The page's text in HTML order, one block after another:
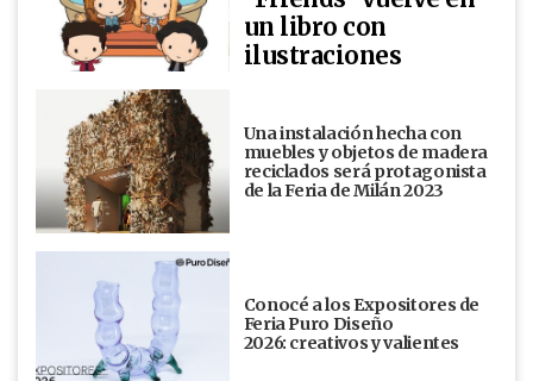
un libro con
ilustraciones
Una instalación hecha con
muebles y objetos de madera
reciclados será protagonista
de la Feria de Milán 2023
Conocé a los Expositores de
Feria Puro Diseño
2026: creativos y valientes